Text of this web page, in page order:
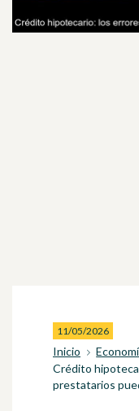
11/05/2026
Inicio
Crédito
prestatarios